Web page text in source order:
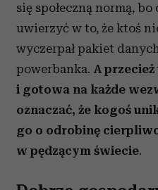
się społeczną normą,
uwierzyć w to, że ktoś
wyczerpał pakiet
powerbanka. A
i gotowa na każde
oznaczać, że kogoś
go o odrobinę
w pędzącym świecie.